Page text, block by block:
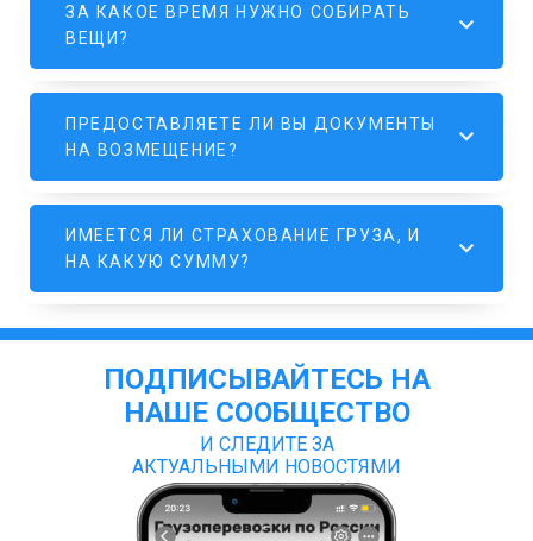
ЗА КАКОЕ ВРЕМЯ НУЖНО СОБИРАТЬ
ВЕЩИ?
ПРЕДОСТАВЛЯЕТЕ ЛИ ВЫ ДОКУМЕНТЫ
НА ВОЗМЕЩЕНИЕ?
ИМЕЕТСЯ ЛИ СТРАХОВАНИЕ ГРУЗА, И
НА КАКУЮ СУММУ?
ПОДПИСЫВАЙТЕСЬ НА
НАШЕ СООБЩЕСТВО
И СЛЕДИТЕ ЗА
АКТУАЛЬНЫМИ НОВОСТЯМИ